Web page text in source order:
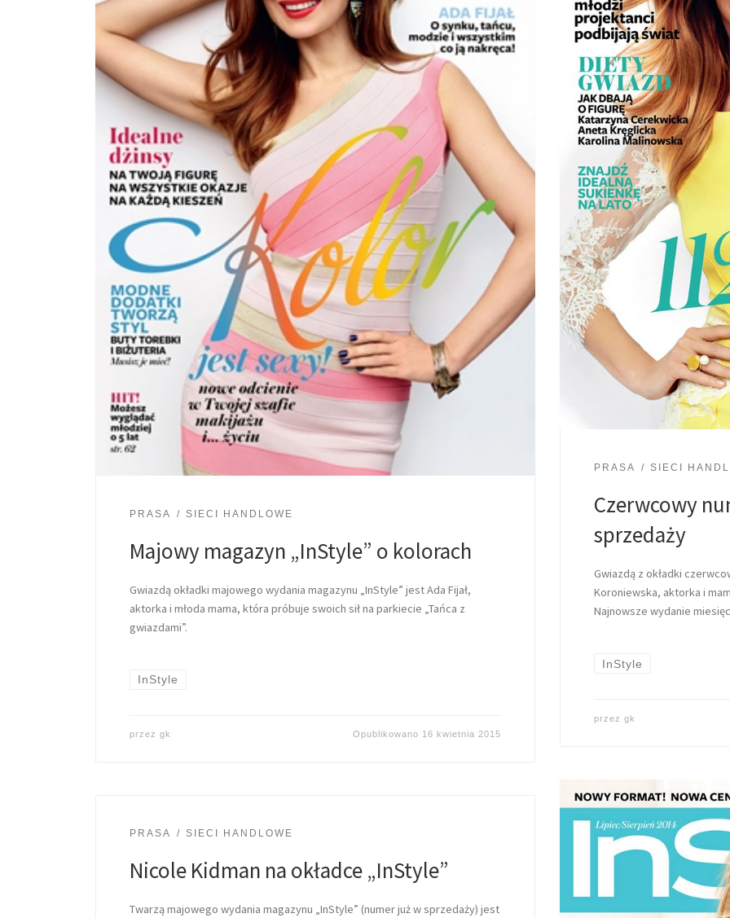
PRASA SIECI
Czerwcowy
sprzedaży
Gwiazdą z okładki
Koroniewska, aktorka i
Najnowsze wydanie
InStyle
przez gk
PRASA SIECI HANDLOWE
Majowy magazyn „InStyle” o kolorach
Gwiazdą okładki majowego wydania magazynu „InStyle” jest Ada Fijał,
aktorka i młoda mama, która próbuje swoich sił na parkiecie „Tańca z
gwiazdami”.
InStyle
przez gk Opublikowano 16 kwietnia 2015
PRASA SIECI HANDLOWE
Nicole Kidman na okładce „InStyle”
Twarzą majowego wydania magazynu „InStyle” (numer już w sprzedaży) jest